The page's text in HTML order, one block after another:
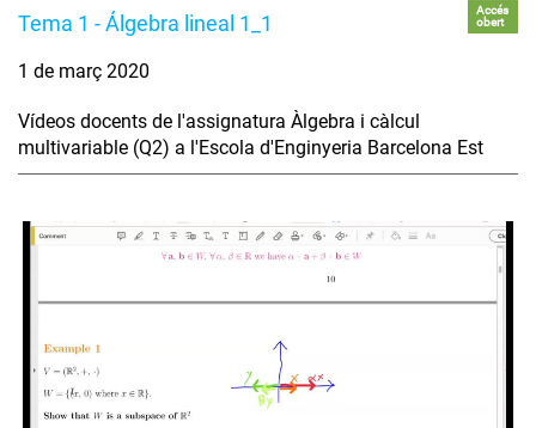
Tema 1 - Álgebra lineal 1_1
Accés
obert
1 de març 2020
Vídeos docents de l'assignatura Àlgebra i càlcul
multivariable (Q2) a l'Escola d'Enginyeria Barcelona Est